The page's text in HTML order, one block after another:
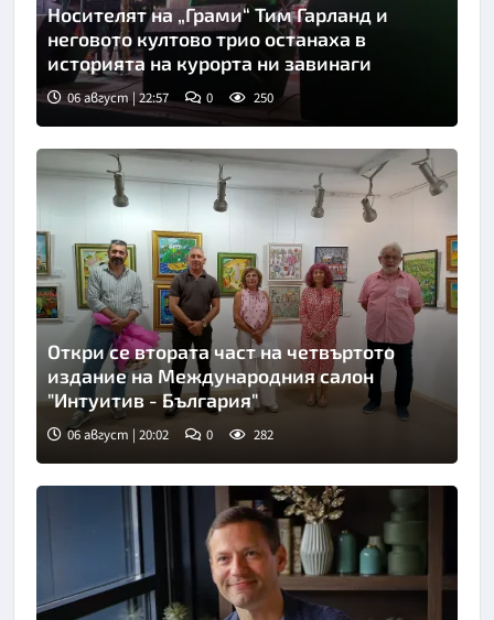
Носителят на „Грами“ Тим Гарланд и
неговото култово трио останаха в
историята на курорта ни завинаги
06 август | 22:57 0 250
Откри се втората част на четвъртото
издание на Международния салон
"Интуитив - България"
06 август | 20:02 0 282